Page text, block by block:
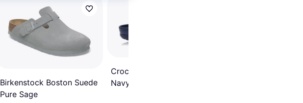
Birkenstock Boston Suede
Pure Sage
Crocs Baya Clog -
Navy